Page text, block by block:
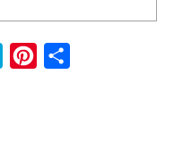
Hate
Pinte